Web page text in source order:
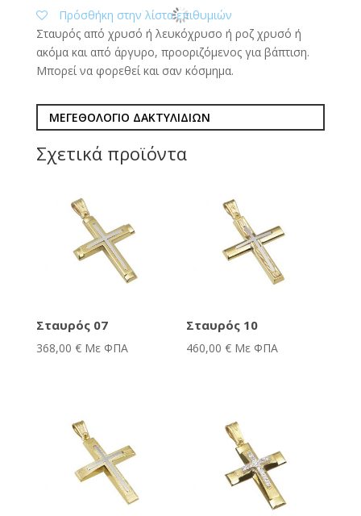
Πρόσθήκη στην λίστα επιθυμιών
Σταυρός από χρυσό ή λευκόχρυσο ή ροζ χρυσό ή
ακόμα και από άργυρο, προοριζόμενος για βάπτιση.
Μπορεί να φορεθεί και σαν κόσμημα.
ΜΕΓΕΘΟΛΟΓΙΟ ΔΑΚΤΥΛΙΔΙΩΝ
Σχετικά προϊόντα
Σταυρός 07
368,00 € Με ΦΠΑ
Σταυρός 10
460,00€ Με ΦΠΑ